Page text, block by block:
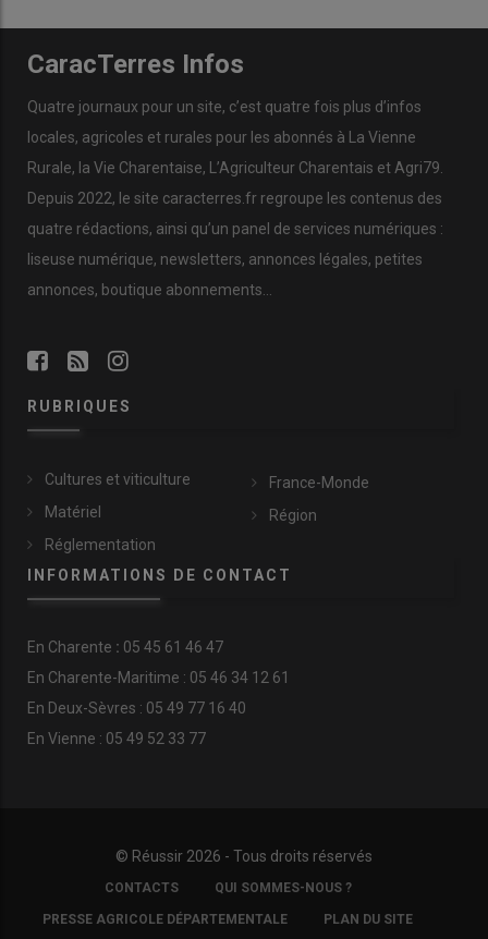
CaracTerres Infos
Quatre journaux pour un site, c’est quatre fois plus d’infos
locales, agricoles et rurales pour les abonnés à La Vienne
Rurale, la Vie Charentaise, L’Agriculteur Charentais et Agri79.
Depuis 2022, le site caracterres.fr regroupe les contenus des
quatre rédactions, ainsi qu’un panel de services numériques :
liseuse numérique, newsletters, annonces légales, petites
annonces, boutique abonnements…
RUBRIQUES
Cultures et viticulture
Matériel
Réglementation
France-Monde
Région
INFORMATIONS DE CONTACT
En Charente : 05 45 61 46 47
En Charente-Maritime : 05 46 34 12 61
En Deux-Sèvres : 05 49 77 16 40
En Vienne : 05 49 52 33 77
© Réussir 2026 - Tous droits réservés
COPYRIGHTCONTACTS QUI SOMMES-NOUS ?
PRESSE AGRICOLE DÉPARTEMENTALE PLAN DU SITE